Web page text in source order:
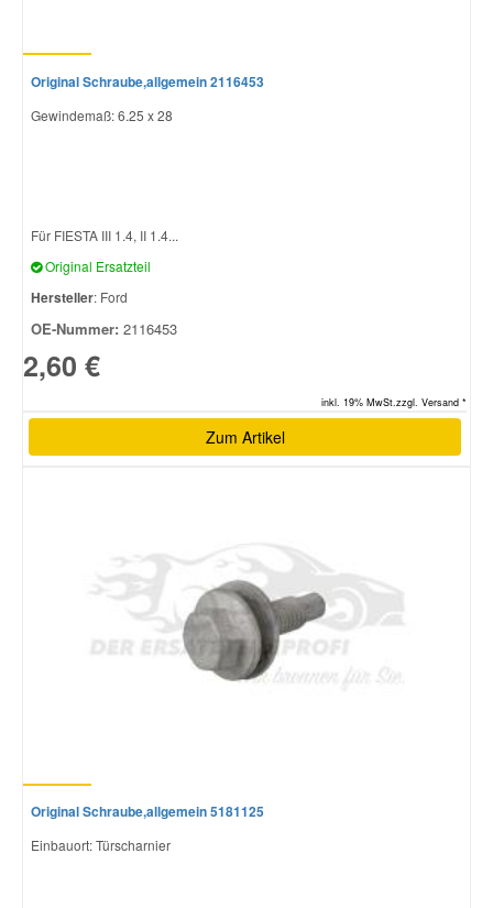
Original Schraube,allgemein 2116453
Gewindemaß: 6.25 x 28
Für FIESTA III 1.4, II 1.4...
Original Ersatzteil
Hersteller: Ford
OE-Nummer: 2116453
2,60 €
inkl. 19% MwSt.zzgl. Versand *
Zum Artikel
Original Schraube,allgemein 5181125
Einbauort: Türscharnier